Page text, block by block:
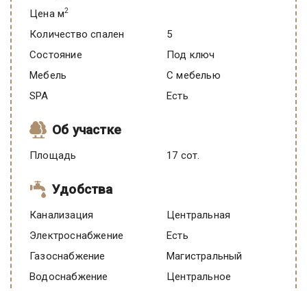
Цена м2
Количество спален
5
Состояние
под ключ
Мебель
C мебелью
SPA
есть
Об участке
Площадь 17 сот.
Удобства
Канализация
Центральная
Электроснабжение
есть
Газоснабжение
Магистральный
Водоснабжение
Центральное